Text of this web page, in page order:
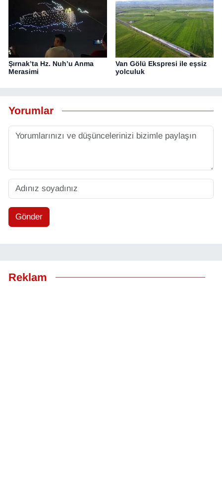
Şırnak’ta Hz. Nuh’u Anma
Merasimi
Van Gölü Ekspresi ile eşsiz
yolculuk
Yorumlar
Gönder
Reklam